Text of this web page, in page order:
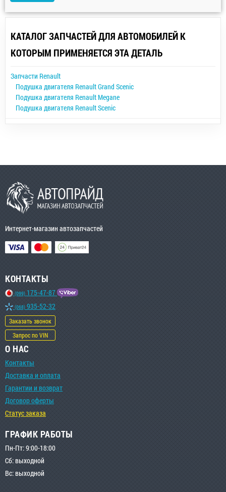
КАТАЛОГ ЗАПЧАСТЕЙ ДЛЯ АВТОМОБИЛЕЙ К
КОТОРЫМ ПРИМЕНЯЕТСЯ ЭТА ДЕТАЛЬ
Запчасти Renault
Подушка двигателя Renault Grand Scenic
Подушка двигателя Renault Megane
Подушка двигателя Renault Scenic
Интернет-магазин автозапчастей
КОНТАКТЫ
(099) 175-47-87
(068) 935-52-32
Заказать звонок
Запрос по VIN
О НАС
Контакты
Доставка и оплата
Гарантии и возврат
Договор оферты
Статус заказа
ГРАФИК РАБОТЫ
Пн-Пт: 9:00-18:00
Сб: выходной
Вс: выходной